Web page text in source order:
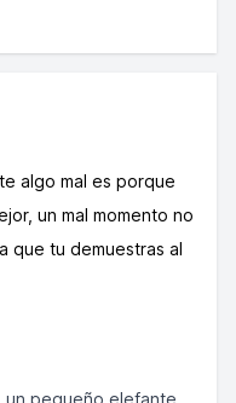
algo mal es porque
un mal momento no
que tu demuestras al
un pequeño elefante